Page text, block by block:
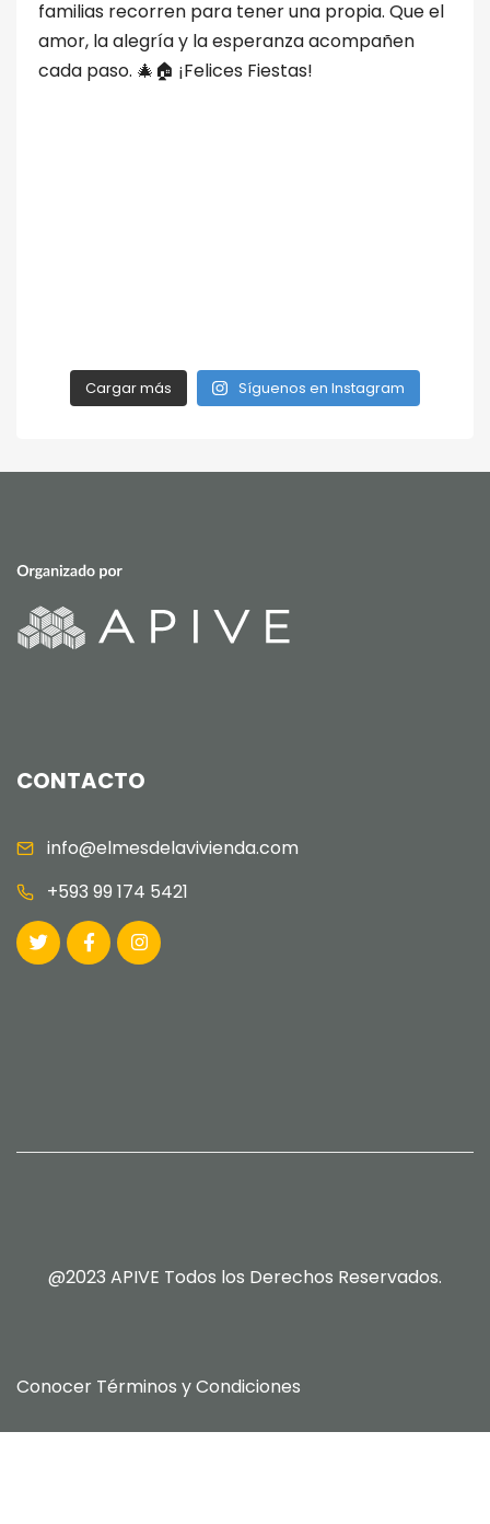
Cargar más Síguenos en Instagram
CONTACTO
info@elmesdelavivienda.com
+593 99 174 5421
@2023 APIVE Todos los Derechos Reservados.
Conocer Términos y Condiciones